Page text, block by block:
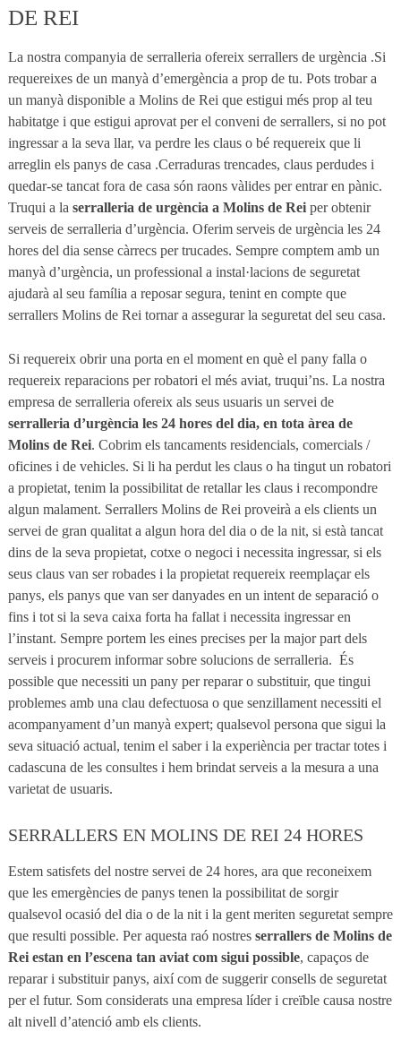
DE REI
La nostra companyia de serralleria ofereix serrallers de urgència .Si
requereixes de un manyà d’emergència a prop de tu. Pots trobar a
un manyà disponible a Molins de Rei que estigui més prop al teu
habitatge i que estigui aprovat per el conveni de serrallers, si no pot
ingressar a la seva llar, va perdre les claus o bé requereix que li
arreglin els panys de casa .Cerraduras trencades, claus perdudes i
quedar-se tancat fora de casa són raons vàlides per entrar en pànic.
Truqui a la serralleria de urgència a Molins de Reiper obtenir
serveis de serralleria d’urgència. Oferim serveis de urgència les 24
hores del dia sense càrrecs per trucades. Sempre comptem amb un
manyà d’urgència, un professional a instal·lacions de seguretat
ajudarà al seu família a reposar segura, tenint en compte que
serrallers Molins de Rei tornar a assegurar la seguretat del seu casa.
Si requereix obrir una porta en el moment en què el pany falla o
requereix reparacions per robatori el més aviat, truqui’ns. La nostra
empresa de serralleria ofereix als seus usuaris un servei de
serralleria d’urgència les 24 hores del dia, en tota àrea de
Molins de Rei. Cobrim els tancaments residencials, comercials /
oficines i de vehicles. Si li ha perdut les claus o ha tingut un robatori
a propietat, tenim la possibilitat de retallar les claus i recompondre
algun malament. Serrallers Molins de Rei proveirà a els clients un
servei de gran qualitat a algun hora del dia o de la nit, si està tancat
dins de la seva propietat, cotxe o negoci i necessita ingressar, si els
seus claus van ser robades i la propietat requereix reemplaçar els
panys, els panys que van ser danyades en un intent de separació o
fins i tot si la seva caixa forta ha fallat i necessita ingressar en
l’instant. Sempre portem les eines precises per la major part dels
serveis i procurem informar sobre solucions de serralleria. És
possible que necessiti un pany per reparar o substituir, que tingui
problemes amb una clau defectuosa o que senzillament necessiti el
acompanyament d’un manyà expert; qualsevol persona que sigui la
seva situació actual, tenim el saber i la experiència per tractar totes i
cadascuna de les consultes i hem brindat serveis a la mesura a una
varietat de usuaris.
SERRALLERS EN MOLINS DE REI 24 HORES
Estem satisfets del nostre servei de 24 hores, ara que reconeixem
que les emergències de panys tenen la possibilitat de sorgir
qualsevol ocasió del dia o de la nit i la gent meriten seguretat sempre
que resulti possible. Per aquesta raó nostres serrallers de Molins de
Rei estan en l’escena tan aviat com sigui possible, capaços de
reparar i substituir panys, així com de suggerir consells de seguretat
per el futur. Som considerats una empresa líder i creïble causa nostre
alt nivell d’atenció amb els clients.